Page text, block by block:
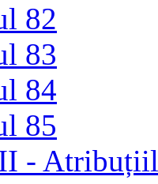
82
83
84
85
-